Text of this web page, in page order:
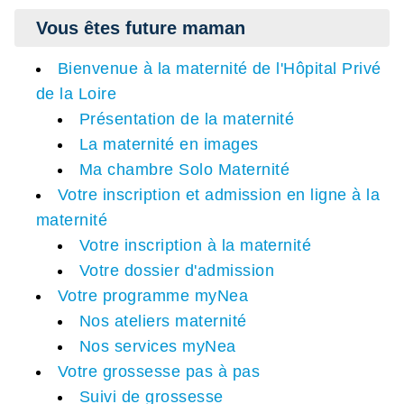
Vous êtes future maman
Bienvenue à la maternité de l'Hôpital Privé
de la Loire
Présentation de la maternité
La maternité en images
Ma chambre Solo Maternité
Votre inscription et admission en ligne à la
maternité
Votre inscription à la maternité
Votre dossier d'admission
Votre programme myNea
Nos ateliers maternité
Nos services myNea
Votre grossesse pas à pas
Suivi de grossesse